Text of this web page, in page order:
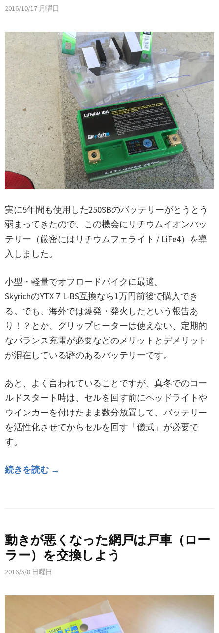
2016/10/17 月曜日
実に5年間も使用した250SBのバッテリーがとうとう
弱まってきたので、この機会にリチウムイオンバッ
テリー（厳密にはリチウムフェライト / LiFe4）を導
入しました。
小型・軽量でオフロードバイクに最適。
SkyrichのYTX７L-BS互換なら1万円前後で購入でき
る。でも、海外では爆発・発火したという報告あ
り！？とか、グリップヒーターは使えない、定期的
なバランス充電が必要などのメリットとデメリット
が混在している癖のあるバッテリーです。
あと、よく言われていることですが、真冬でのコー
ルドスタート時は、セルを回す前にヘッドライトや
ウインカーを付けたまま数分放置して、バッテリー
を活性化させてからセルを回す「儀式」が必要で
す。
続きを読む →
動きが悪くなった網戸は戸車（ロー
ラー）を交換しよう
2016/5/8 日曜日